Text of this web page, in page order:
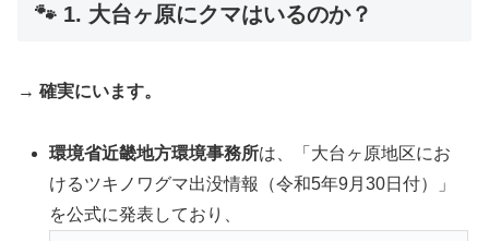
🐾 1. 大台ヶ原にクマはいるのか？
→ 確実にいます。
環境省近畿地方環境事務所は、「大台ヶ原地区にお
けるツキノワグマ出没情報（令和5年9月30日付）」
を公式に発表しており、